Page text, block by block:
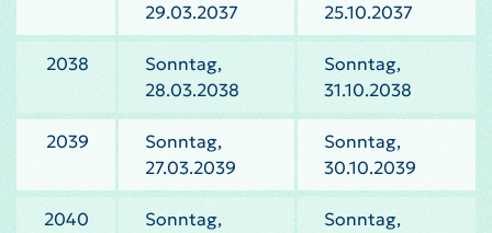
29.03.2037
25.10.2037
2038
Sonntag,
28.03.2038
Sonntag,
31.10.2038
2039
Sonntag,
27.03.2039
Sonntag,
30.10.2039
2040
Sonntag,
Sonntag,